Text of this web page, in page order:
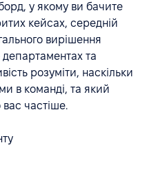
у якому ви бачите
кейсах, середній
вирішення
департаментах та
розуміти, наскільки
в команді, та який
вас частіше.